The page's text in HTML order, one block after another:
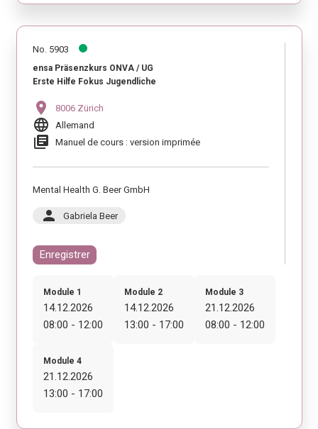
No. 5903
ensa Präsenzkurs ONVA / UG
Erste Hilfe Fokus Jugendliche
location_on 8006 Zürich
language Allemand
library_books Manuel de cours : version imprimée
Mental Health G. Beer GmbH
person Gabriela Beer
Enregistrer
Module 1
14.12.2026
08:00 - 12:00
Module 2
14.12.2026
13:00 - 17:00
Module 3
21.12.2026
08:00 - 12:00
Module 4
21.12.2026
13:00 - 17:00